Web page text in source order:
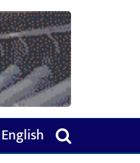
English